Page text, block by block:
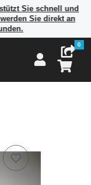
Sie schnell und
Sie direkt an
0